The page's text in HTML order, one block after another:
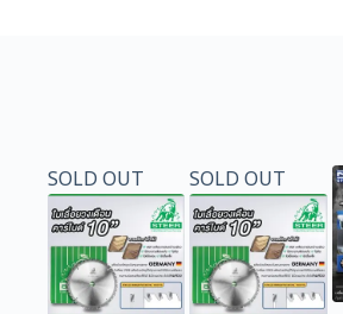
SOLD OUT SOLD OUT